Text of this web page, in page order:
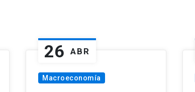
26 ABR
Macroeconomía